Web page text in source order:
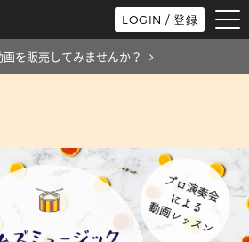
LOGIN / 登録
を販売してみませんか？